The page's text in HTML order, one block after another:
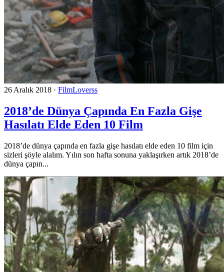
26 Aralık 2018 · FilmLoverss
2018’de Dünya Çapında En Fazla Gişe
Hasılatı Elde Eden 10 Film
2018’de dünya çapında en fazla gişe hasılatı elde eden 10 film için
sizleri şöyle alalım. Yılın son hafta sonuna yaklaşırken artık 2018’de
dünya çapın...